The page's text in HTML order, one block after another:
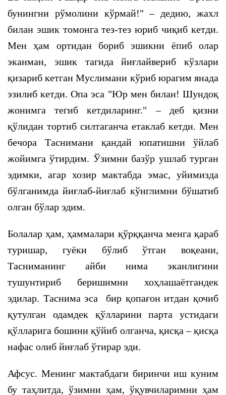
бунингни рўмолини кўрмай!" – дедию, жахл
билан эшик томонга тез-тез юриб чиқиб кетди.
Мен ҳам ортидан бориб эшикни ёпиб олар
эканман, эшик тагида йиғлайвериб кўзлари
қизариб кетган Муслимани кўриб юрагим янада
эзилиб кетди. Опа эса "Юр мен билан! Шундоқ
жонимга тегиб кетдиларинг." – деб қизни
қўлидан тортиб силтаганча етаклаб кетди. Мен
бечора Таснимани қандай юпатишни ўйлаб
жойимга ўтирдим. Ўзимни базўр ушлаб турган
эдимки, агар хозир мактабда эмас, уйимизда
бўлганимда йиғлаб-йиғлаб кўнглимни бўшатиб
олган бўлар эдим.
Болалар ҳам, ҳаммалари қўрққанча менга қараб
туришар, гуёки бўлиб ўтган воқеани,
Тасниманинг айби нима эканлигини
тушунтириб беришимни хоҳлашаётгандек
эдилар. Таснима эса бир қопағон итдан қочиб
қутулган одамдек қўлларини парта устидаги
қўлларига бошини қўйиб олганча, қисқа – қисқа
нафас олиб йиғлаб ўтирар эди.
Афсус. Менинг мактабдаги биринчи иш куним
бу таҳлитда, ўзимни ҳам, ўқувчиларимни ҳам